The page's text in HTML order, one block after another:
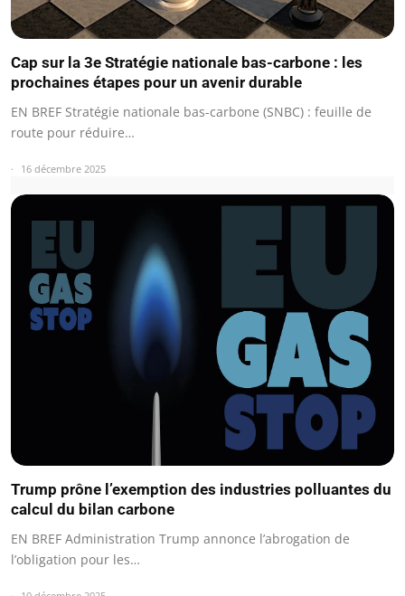
Cap sur la 3e Stratégie nationale bas-carbone : les
prochaines étapes pour un avenir durable
EN BREF Stratégie nationale bas-carbone (SNBC) : feuille de
route pour réduire…
16 décembre 2025
Trump prône l’exemption des industries polluantes du
calcul du bilan carbone
EN BREF Administration Trump annonce l’abrogation de
l’obligation pour les…